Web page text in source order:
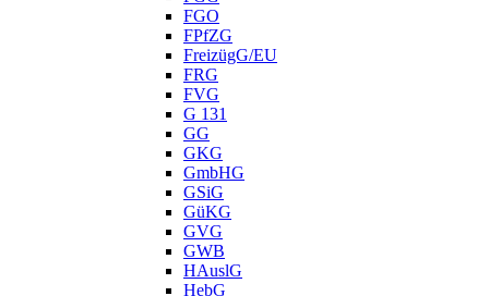
FGO
FPfZG
FreizügG/EU
FRG
FVG
G 131
GG
GKG
GmbHG
GSiG
GüKG
GVG
GWB
HAuslG
HebG